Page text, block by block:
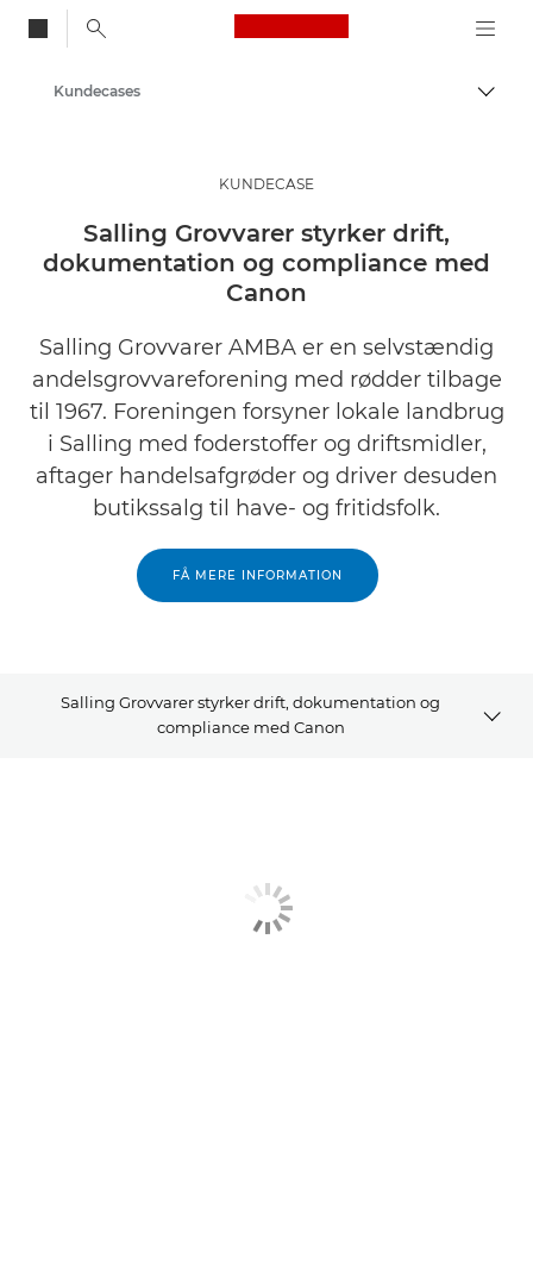
Canon Logo, back
Skift
Insights
Kundecases
KUNDECASE
Salling Grovvarer styrker drift,
dokumentation og compliance med
Canon
Salling Grovvarer AMBA er en selvstændig
andelsgrovvareforening med rødder tilbage
til 1967. Foreningen forsyner lokale landbrug
i Salling med foderstoffer og driftsmidler,
aftager handelsafgrøder og driver desuden
butikssalg til have- og fritidsfolk.
FÅ MERE INFORMATION
Salling Grovvarer styrker drift, dokumentation og
compliance med Canon